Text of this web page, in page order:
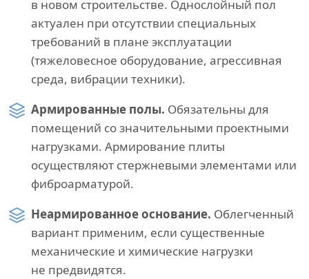
в новом строительстве. Однослойный пол
актуален при отсутствии специальных
требований в плане эксплуатации
(тяжеловесное оборудование, агрессивная
среда, вибрации техники).
Армированные полы. Обязательны для
помещений со значительными проектными
нагрузками. Армирование плиты
осуществляют стержневыми элементами или
фиброарматурой.
Неармированное основание. Облегченный
вариант применим, если существенные
механические и химические нагрузки
не предвидятся.